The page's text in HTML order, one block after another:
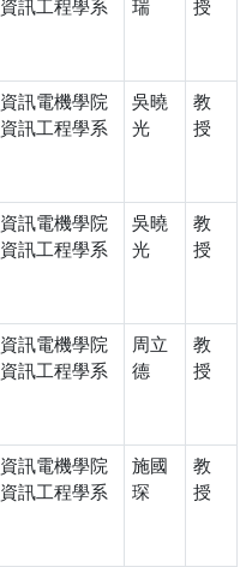
資訊工程學系
瑞
授
資訊電機學院
資訊工程學系
吳曉
光
教
授
資訊電機學院
資訊工程學系
吳曉
光
教
授
資訊電機學院
資訊工程學系
周立
德
教
授
資訊電機學院
資訊工程學系
施國
琛
教
授